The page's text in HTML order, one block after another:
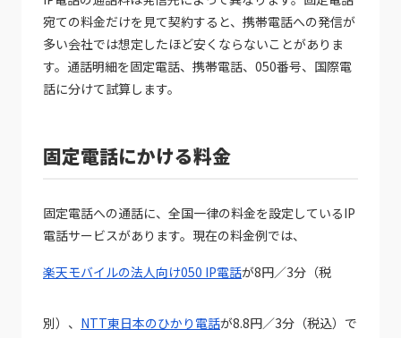
宛ての料金だけを見て契約すると、携帯電話への発信が
多い会社では想定したほど安くならないことがありま
す。通話明細を固定電話、携帯電話、050番号、国際電
話に分けて試算します。
固定電話にかける料金
固定電話への通話に、全国一律の料金を設定しているIP
電話サービスがあります。現在の料金例では、
楽天モバイルの法人向け050 IP電話が8円／3分（税
別）、 NTT東日本のひかり電話が8.8円／3分（税込）で